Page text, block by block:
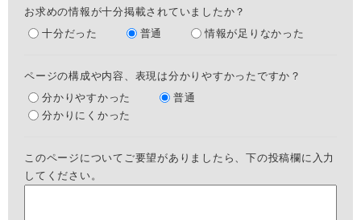
お求めの情報が十分掲載されていましたか？
十分だった
普通 情報が足りなかった
ページの構成や内容、表現は分かりやすかったですか？
分かりやすかった
普通
分かりにくかった
このページについてご要望がありましたら、下の投稿欄に入力
してください。